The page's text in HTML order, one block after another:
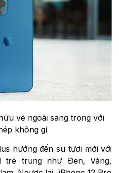
vẻ ngoài sang trọng với
không gỉ
hướng đến sự tươi mới với
trẻ trung như Đen, Vàng,